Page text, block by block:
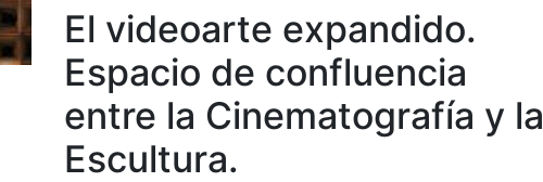
El videoarte expandido.
Espacio de confluencia
entre la Cinematografía y la
Escultura.